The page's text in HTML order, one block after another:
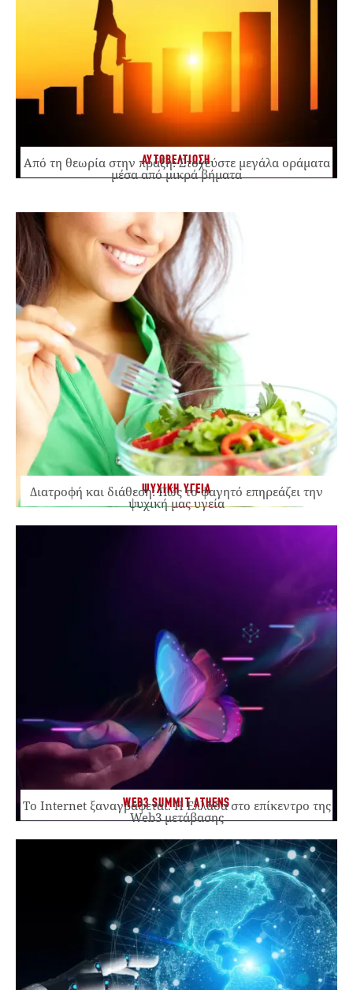
ΑΥΤΟΒΕΛΤΙΩΣΗ
Από τη θεωρία στην πράξη: Στοχεύστε μεγάλα οράματα
μέσα από μικρά βήματα
ΨΥΧΙΚΗ ΥΓΕΙΑ
Διατροφή και διάθεση: Πώς το φαγητό επηρεάζει την
ψυχική μας υγεία
WEB3 SUMMIT ATHENS
Το Internet ξαναγράφεται. Η Ελλάδα στο επίκεντρο της
Web3 μετάβασης